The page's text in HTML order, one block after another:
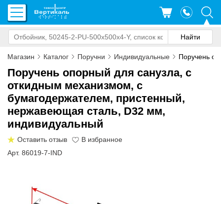
Магазин Каталог Поручни Индивидуальные Поручень
Поручень опорный для санузла, с
откидным механизмом, с
бумагодержателем, пристенный,
нержавеющая сталь, D32 мм,
индивидуальный
Оставить отзыв
Арт. 86019-7-IND